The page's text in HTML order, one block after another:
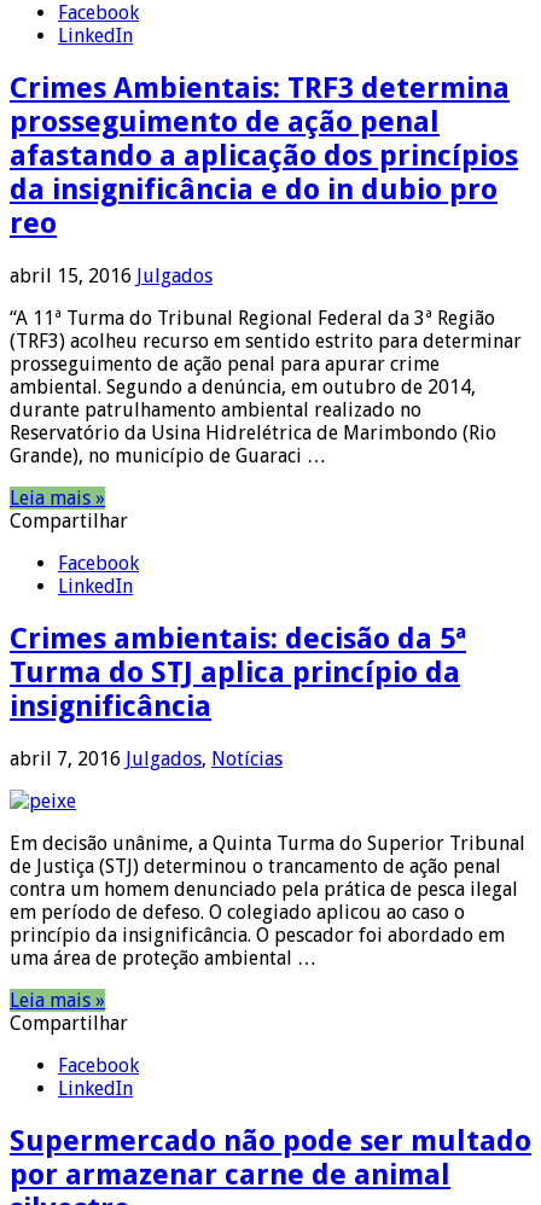
Facebook
LinkedIn
Crimes Ambientais: TRF3 determina
prosseguimento de ação penal
afastando a aplicação dos princípios
da insignificância e do in dubio pro
reo
abril 15, 2016 Julgados
“A 11ª Turma do Tribunal Regional Federal da 3ª Região
(TRF3) acolheu recurso em sentido estrito para determinar
prosseguimento de ação penal para apurar crime
ambiental. Segundo a denúncia, em outubro de 2014,
durante patrulhamento ambiental realizado no
Reservatório da Usina Hidrelétrica de Marimbondo (Rio
Grande), no município de Guaraci …
Leia mais »
Compartilhar
Facebook
LinkedIn
Crimes ambientais: decisão da 5ª
Turma do STJ aplica princípio da
insignificância
abril 7, 2016 Julgados, Notícias
Em decisão unânime, a Quinta Turma do Superior Tribunal
de Justiça (STJ) determinou o trancamento de ação penal
contra um homem denunciado pela prática de pesca ilegal
em período de defeso. O colegiado aplicou ao caso o
princípio da insignificância. O pescador foi abordado em
uma área de proteção ambiental …
Leia mais »
Compartilhar
Facebook
LinkedIn
Supermercado não pode ser multado
por armazenar carne de animal